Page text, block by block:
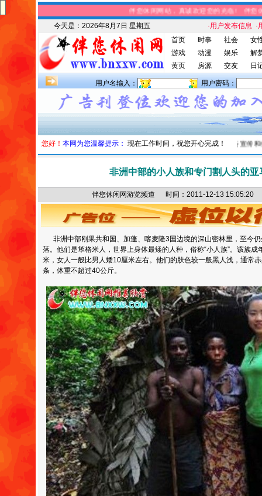
伴您休闲网站，真诚欢迎您的光临! 伴您休
今天是： 2026年8月7日 星期五 ·用户发布信息 ·
首页
时事 社会
女
游戏
动漫 娱乐
解
黄页
房源 交友 日
用户名输入： 用户密码：
您好！ 本网为您温馨提示： 现在工作时间，祝您开心完成！
本站信息：伴您休闲网为您提供广告宣传和
非洲中部的小人族和专门割人头的亚
伴您休闲网游览频道 时间：2011-12-13
非洲中部刚果共和国、加蓬、喀麦隆3国边境的深山密林里，至今
落。他们是筚格米人，世界上身体最矮的人种，俗称“小人族”。该族
米，女人一般比男人矮10厘米左右。他们的肤色较一般黑人浅，通常
条，体重不超过40公斤。